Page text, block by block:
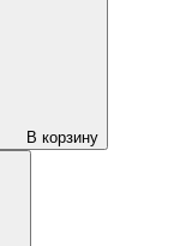
В корзину